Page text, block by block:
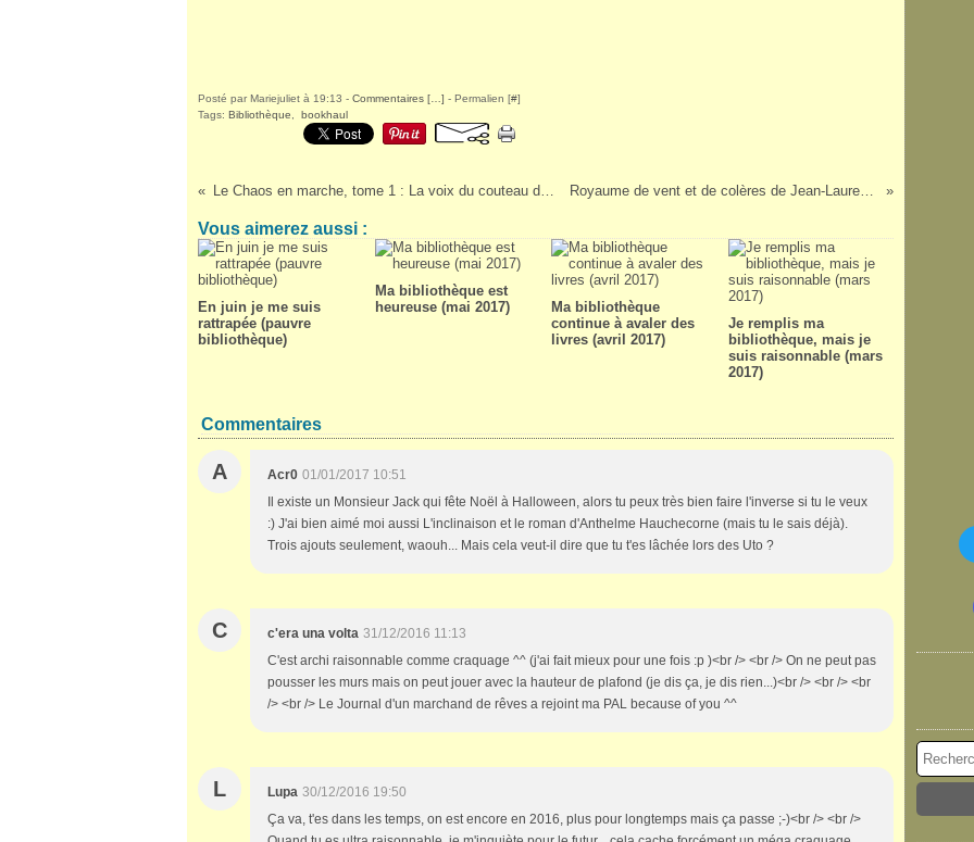
Posté par Mariejuliet à 19:13 - Commentaires [ ] - Permalien [#]
Tags: Bibliothèque bookhaul
Le Chaos en marche, tome 1 : La voix du couteau de Patrick Ness Royaume de vent et de colères de Jean-Laurent Del Socorro
Vous aimerez aussi :
En juin je me suis
rattrapée (pauvre
bibliothèque)
Ma bibliothèque est
heureuse (mai 2017)
Ma bibliothèque
continue à avaler des
livres (avril 2017)
Je remplis ma
bibliothèque, mais je
suis raisonnable (mars
2017)
Commentaires
A Acr0 01/01/2017 10:51
Il existe un Monsieur Jack qui fête Noël à Halloween, alors tu peux très bien faire l'inverse si tu le veux
:) J'ai bien aimé moi aussi L'inclinaison et le roman d'Anthelme Hauchecorne (mais tu le sais déjà).
Trois ajouts seulement, waouh... Mais cela veut-il dire que tu t'es lâchée lors des Uto ?
C c'era una volta 31/12/2016 11:13
C'est archi raisonnable comme craquage ^^ (j'ai fait mieux pour une fois :p )<br /> <br /> On ne peut pas
pousser les murs mais on peut jouer avec la hauteur de plafond (je dis ça, je dis rien...)<br /> <br /> <br
/> <br /> Le Journal d'un marchand de rêves a rejoint ma PAL because of you ^^
L Lupa 30/12/2016 19:50
Ça va, t'es dans les temps, on est encore en 2016, plus pour longtemps mais ça passe ;-)<br /> <br />